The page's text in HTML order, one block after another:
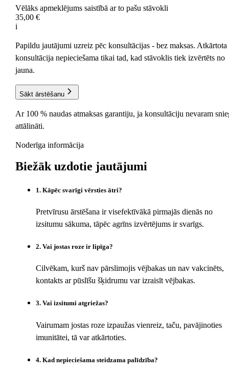
Vēlāks apmeklējums saistībā ar to pašu stāvokli
35,00 €
i
Papildu jautājumi uzreiz pēc konsultācijas - bez maksas. Atkārtota
konsultācija nepieciešama tikai tad, kad stāvoklis tiek izvērtēts no
jauna.
Sākt ārstēšanu
Ar 100 % naudas atmaksas garantiju, ja konsultāciju nevaram
attālināti.
Noderīga informācija
Biežāk uzdotie jautājumi
1. Kāpēc svarīgi vērsties ātri?
Pretvīrusu ārstēšana ir visefektīvākā pirmajās dienās no
izsitumu sākuma, tāpēc agrīns izvērtējums ir svarīgs.
2. Vai jostas roze ir lipīga?
Cilvēkam, kurš nav pārslimojis vējbakas un nav vakcinēts,
kontakts ar pūslīšu šķidrumu var izraisīt vējbakas.
3. Vai izsitumi atgriežas?
Vairumam jostas roze izpaužas vienreiz, taču, pavājinoties
imunitātei, tā var atkārtoties.
4. Kad nepieciešama steidzama palīdzība?